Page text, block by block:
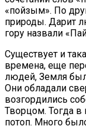
«пойзым». По
природы. Дарит
гору назвали
Существует и
времена, еще
людей, Земля
Они обладали
возгордились
Творцом. Тогда
потоп. Много